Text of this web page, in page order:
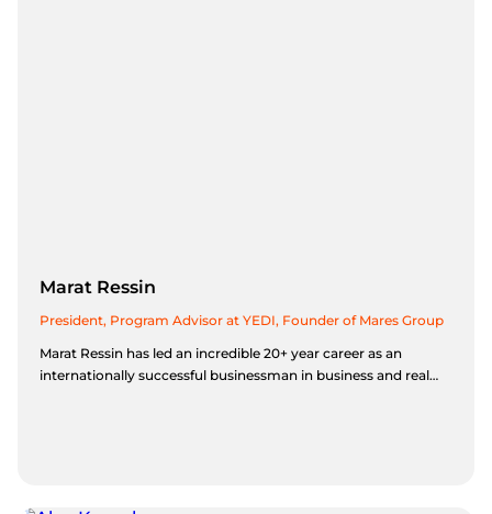
Marat Ressin
President, Program Advisor at YEDI, Founder of Mares Group
Marat Ressin has led an incredible 20+ year career as an
internationally successful businessman in business and real
of industries. Marat personally believes in the importance of